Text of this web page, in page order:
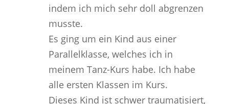
indem ich mich sehr doll abgrenzen
musste.
Es ging um ein Kind aus einer
Parallelklasse, welches ich in
meinem Tanz-Kurs habe. Ich habe
alle ersten Klassen im Kurs.
Dieses Kind ist schwer traumatisiert,